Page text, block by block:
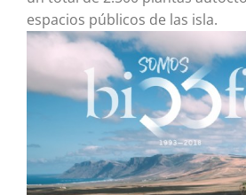
espacios públicos de las isla.